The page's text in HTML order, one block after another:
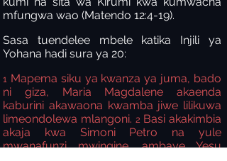
mfungwa wao (Matendo 12:4-19).
Sasa tuendelee mbele katika Injili ya
Yohana hadi sura ya 20:
1 Mapema siku ya kwanza ya juma, bado
ni giza, Maria Magdalene akaenda
kaburini akawaona kwamba jiwe lilikuwa
limeondolewa mlangoni. 2Basi akakimbia
akaja kwa Simoni Petro na yule
mwanafunzi mwingine, ambaye Yesu